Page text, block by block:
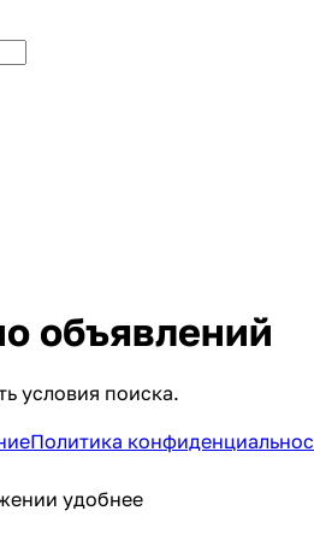
объявлений
условия поиска.
Политика
удобнее